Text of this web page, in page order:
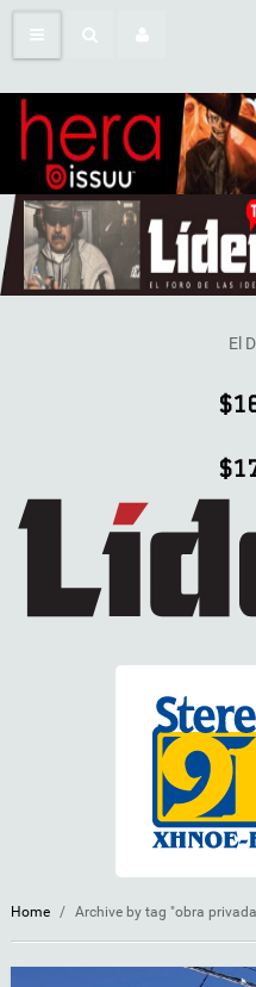
El
Home / Archive by tag "obra